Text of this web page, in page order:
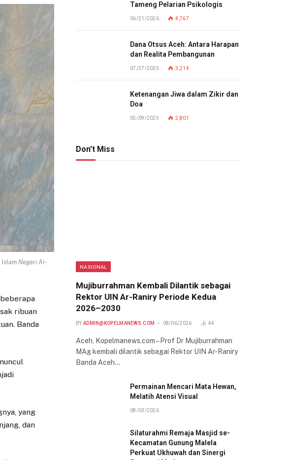
Negeri Ar-
ribuan
Banda
yang
dan
Tameng Pelarian Psikologis
06/21/2026 4,767
Dana Otsus Aceh: Antara Harapan
dan Realita Pembangunan
07/27/2025 3,214
Ketenangan Jiwa dalam Zikir dan
Doa
05/09/2025 2,801
Don't Miss
NASIONAL
Mujiburrahman Kembali Dilantik sebagai
Rektor UIN Ar-Raniry Periode Kedua
2026–2030
BY ADMIN@KOPELMANEWS.COM 08/06/2026 44
Aceh, Kopelmanews.com – Prof Dr Mujiburrahman
MAg kembali dilantik sebagai Rektor UIN Ar-Raniry
Banda Aceh…
Permainan Mencari Mata Hewan,
Melatih Atensi Visual
08/03/2026
Silaturahmi Remaja Masjid se-
Kecamatan Gunung Malela
Perkuat Ukhuwah dan Sinergi